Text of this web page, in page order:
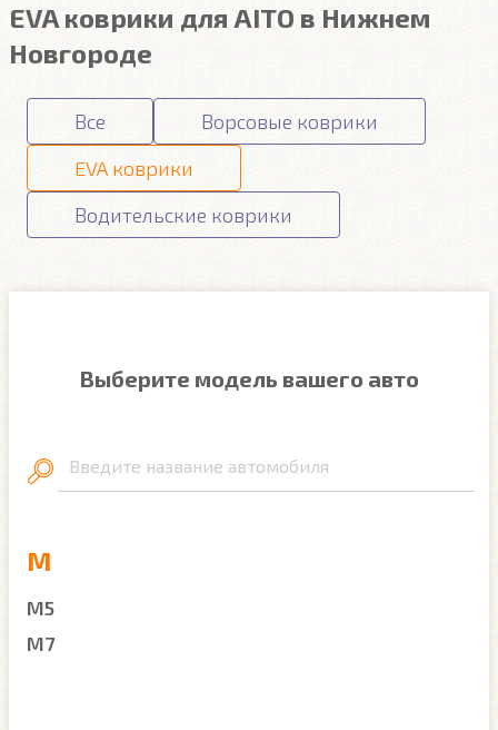
EVA коврики для AITO в Нижнем
Новгороде
Все
Ворсовые коврики
EVA коврики
Водительские коврики
Выберите модель вашего авто
Введите название автомобиля
M
M5
M7